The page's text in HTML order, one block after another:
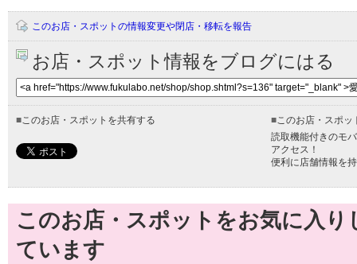
このお店・スポットの情報変更や閉店・移転を報告
お店・スポット情報をブログにはる
■このお店・スポットを共有する ■このお店・スポッ
読取機能付きのモ
アクセス！
便利に店舗情報を
このお店・スポットをお気に入
ています